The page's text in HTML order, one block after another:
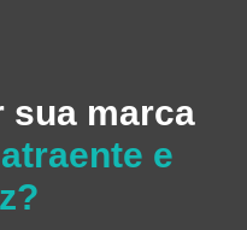
sua marca
e